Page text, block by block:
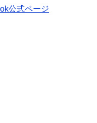
公式ページ